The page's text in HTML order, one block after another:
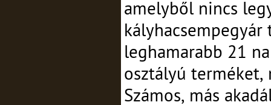
amelyből nincs
leghamarabb 21
osztályú terméket,
Számos, más